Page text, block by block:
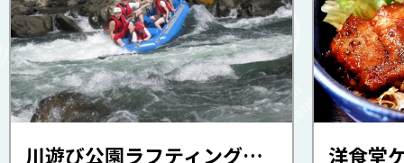
川遊び公園ラフティング体験（四万十川・川遊び公園 ふるさと交流センター） 洋食堂